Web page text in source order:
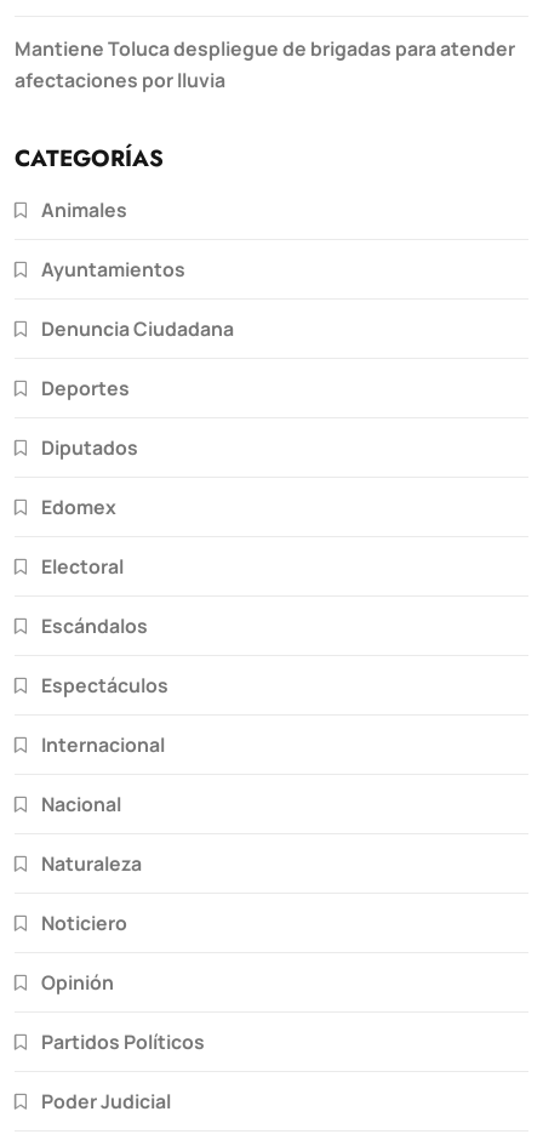
Mantiene Toluca despliegue de brigadas para atender
afectaciones por lluvia
CATEGORÍAS
Animales
Ayuntamientos
Denuncia Ciudadana
Deportes
Diputados
Edomex
Electoral
Escándalos
Espectáculos
Internacional
Nacional
Naturaleza
Noticiero
Opinión
Partidos Políticos
Poder Judicial